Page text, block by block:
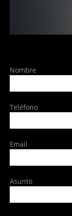
Nombre
Teléfono
Email
Asunto